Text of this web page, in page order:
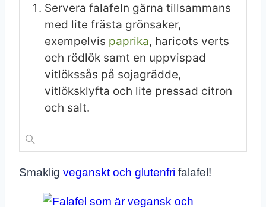
Servera falafeln gärna tillsammans
med lite frästa grönsaker,
exempelvis paprika, haricots verts
och rödlök samt en uppvispad
vitlökssås på sojagrädde,
vitlöksklyfta och lite pressad citron
och salt.
Smaklig veganskt och glutenfri falafel!